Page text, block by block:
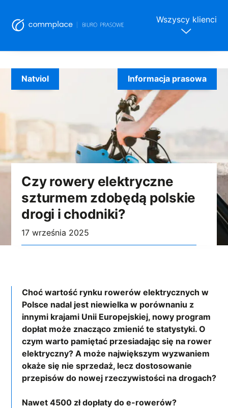
to
content
Wszyscy klienci
Czy rowery elektryczne
szturmem zdobędą polskie
drogi i chodniki?
17 września 2025
Natviol Informacja prasowa
Choć wartość rynku rowerów elektrycznych w
Polsce nadal jest niewielka w porównaniu z
innymi krajami Unii Europejskiej, nowy program
dopłat może znacząco zmienić te statystyki. O
czym warto pamiętać przesiadając się na rower
elektryczny? A może największym wyzwaniem
okaże się nie sprzedaż, lecz dostosowanie
przepisów do nowej rzeczywistości na drogach?
Nawet 4500 zł dopłaty do e-rowerów?